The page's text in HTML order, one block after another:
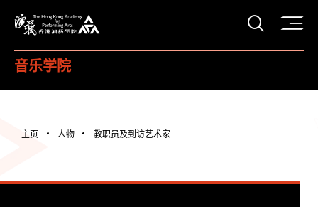
打开
音乐学院
主页 人物 教职员及到访艺术家